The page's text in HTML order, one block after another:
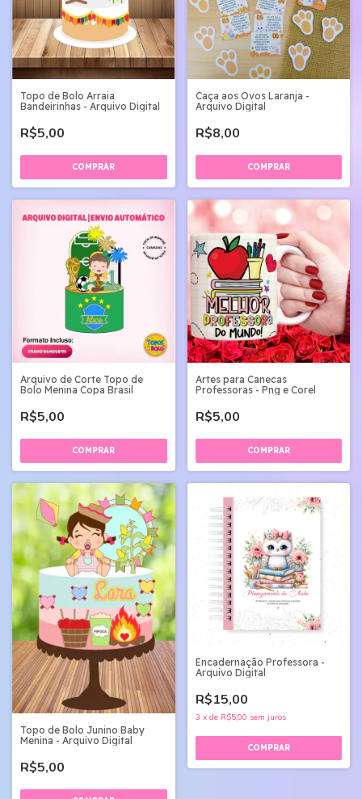
Topo de Bolo Arraia
Bandeirinhas - Arquivo Digital
R$5,00
Caça aos Ovos Laranja -
Arquivo Digital
R$8,00
Arquivo de Corte Topo de
Bolo Menina Copa Brasil
R$5,00
Artes para Canecas
Professoras - Png e Corel
R$5,00
Topo de Bolo Junino Baby
Menina - Arquivo Digital
R$5,00
Encadernação Professora -
Arquivo Digital
R$15,00
3 x de R$5,00 sem juros